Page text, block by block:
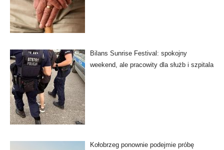
Bilans Sunrise Festival: spokojny
weekend, ale pracowity dla służb i szpitala
Kołobrzeg ponownie podejmie próbę